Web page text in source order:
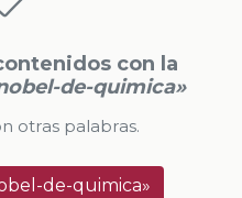
con la
de-quimica»
otras palabras.
de-quimica»